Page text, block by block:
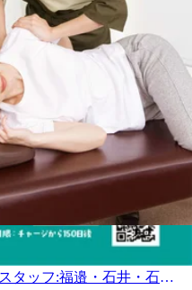
ン」 リラクペイ最大
新井店です。暑い日が続
すか？熱中症にお気をつけ
ば、お待ちかねの「サマー
す！7月18日（土）～7月31
イチャージが最大42％増額
限り※クーポンコード
ですさらに、リラクペイを
以上のチャージで20%増
」の事前適用が必要
力が必要ですのでお忘れな
Re.Ra.Kuのお店で使える
計ごとにポイントが貯ま
ッキリ爽快に
新井店】
21:00まで随時ご案内可能
スの場合)☆ペアでのご案内
案内可能です。(最終受付
ッフ:福邉・小田-------------
ちは!Re.Ra.Kuパサージオ
ですね...；室内と室外での
スパでスッキリ快適
新井店】
タッフ:福邉・石井・石